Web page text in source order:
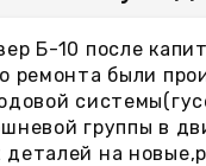
Б-10 после
ремонта были
группы в
на